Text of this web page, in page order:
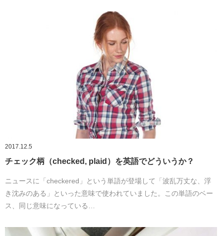
2017.12.5
チェック柄（checked, plaid）を英語でどういうか？
ニュースに「checkered」という単語が登場して「波乱万丈な、浮
き沈みのある」といった意味で使われていました。この単語のベー
ス、同じ意味になっている…